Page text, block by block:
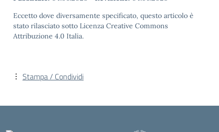
Eccetto dove diversamente specificato, questo articolo è
stato rilasciato sotto Licenza Creative Commons
Attribuzione 4.0 Italia.
Stampa / Condividi